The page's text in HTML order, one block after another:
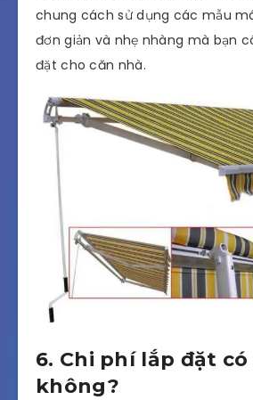
chung cách sử dụng các mẫu
đơn giản và nhẹ nhàng mà bạn
đặt cho căn nhà.
6. Chi phí lắp đặt
không?